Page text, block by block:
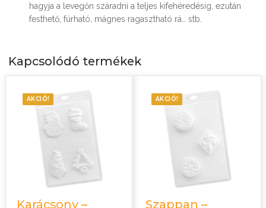
hagyja a levegőn száradni a teljes kifehéredésig, ezután
festhető, fúrható, mágnes ragasztható rá… stb.
Kapcsolódó termékek
AKCIÓ!
Karácsony –
AKCIÓ!
Szappan –